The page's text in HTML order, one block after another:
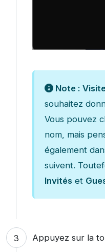
Note :
souhaitez
Vous pouvez
nom, mais
également
suivent.
Invités et
Appuyez sur la